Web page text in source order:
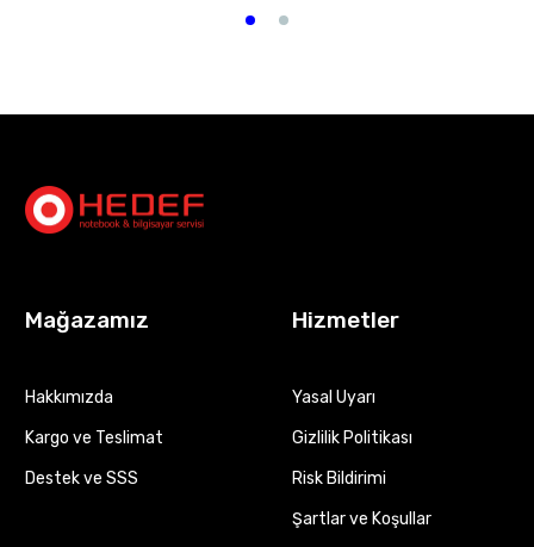
Mağazamız
Hakkımızda
Kargo ve Teslimat
Destek ve SSS
Hizmetler
Yasal Uyarı
Gizlilik Politikası
Risk Bildirimi
Şartlar ve Koşullar